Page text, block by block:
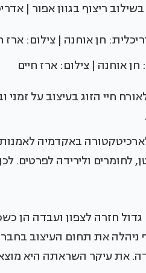
ריצוף בגוון אפור |
חן אוחנה | צילום: ארז
אוחנה | צילום: ארז חיים
חיי הזוג בעיצוב על זמני
באקדמיה
לחומרים ולירידה לפרטים.
חזרה לצפון ועבדה הן
את תחום העיצוב
את עיקר השראתה היא